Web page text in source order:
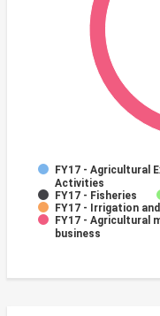
FY17 - Agricultural
Activities
FY17 - Fisheries
FY17 - Irrigation
FY17 - Agricultural
business